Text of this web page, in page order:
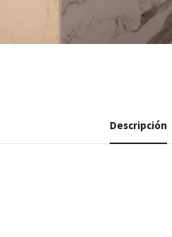
Descripción